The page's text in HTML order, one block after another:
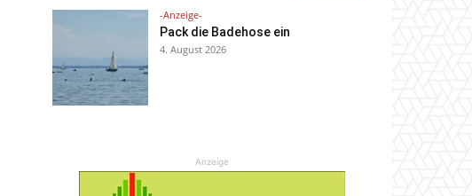
-Anzeige-
Pack die Badehose ein
4. August 2026
Anzeige